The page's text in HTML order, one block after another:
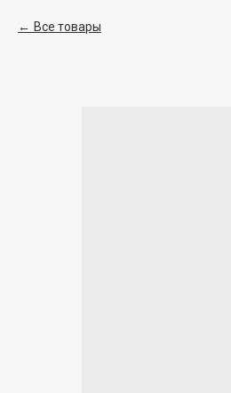
Все товары